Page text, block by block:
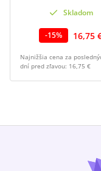
Skladom
-15% 16,75
Najnižšia cena za
dní pred zľavou: 16,75 €